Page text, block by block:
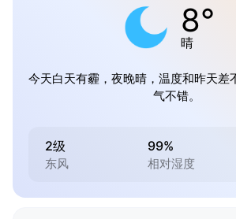
8°
晴
今天白天有霾，夜晚晴，温度和昨天差
气不错。
2级
东风
99%
相对湿度